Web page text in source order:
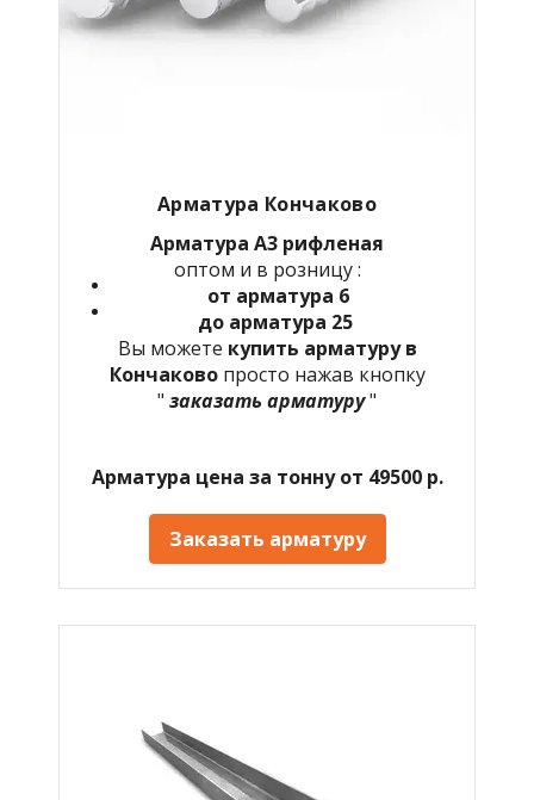
Арматура Кончаково
Арматура А3 рифленая
оптом и в розницу :
от арматура 6
до арматура 25
Вы можете купить арматуру в
Кончаково просто нажав кнопку
" заказать арматуру"
Арматура цена за тонну от 49500 р.
Заказать арматуру